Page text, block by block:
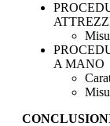
A MANO